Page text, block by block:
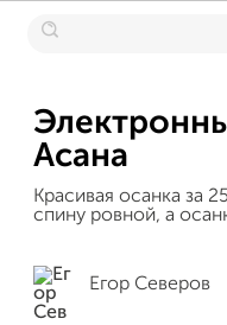
Асана
Красивая осанка за
спину ровной, а
Егор Северов